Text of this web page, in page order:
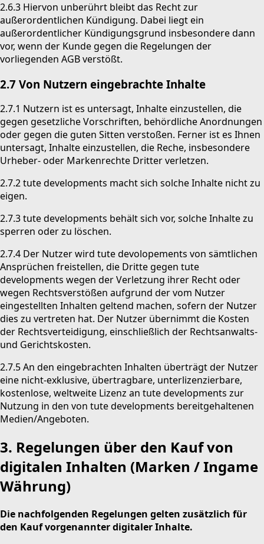
2.6.3 Hiervon unberührt bleibt das Recht zur
außerordentlichen Kündigung. Dabei liegt ein
außerordentlicher Kündigungsgrund insbesondere dann
vor, wenn der Kunde gegen die Regelungen der
vorliegenden AGB verstößt.
2.7 Von Nutzern eingebrachte Inhalte
2.7.1 Nutzern ist es untersagt, Inhalte einzustellen, die
gegen gesetzliche Vorschriften, behördliche Anordnungen
oder gegen die guten Sitten verstoßen. Ferner ist es Ihnen
untersagt, Inhalte einzustellen, die Reche, insbesondere
Urheber- oder Markenrechte Dritter verletzen.
2.7.2 tute developments macht sich solche Inhalte nicht zu
eigen.
2.7.3 tute developments behält sich vor, solche Inhalte zu
sperren oder zu löschen.
2.7.4 Der Nutzer wird tute devolopements von sämtlichen
Ansprüchen freistellen, die Dritte gegen tute
developments wegen der Verletzung ihrer Recht oder
wegen Rechtsverstößen aufgrund der vom Nutzer
eingestellten Inhalten geltend machen, sofern der Nutzer
dies zu vertreten hat. Der Nutzer übernimmt die Kosten
der Rechtsverteidigung, einschließlich der Rechtsanwalts-
und Gerichtskosten.
2.7.5 An den eingebrachten Inhalten überträgt der Nutzer
eine nicht-exklusive, übertragbare, unterlizenzierbare,
kostenlose, weltweite Lizenz an tute developments zur
Nutzung in den von tute developments bereitgehaltenen
Medien/Angeboten.
3. Regelungen über den Kauf von
digitalen Inhalten (Marken / Ingame
Währung)
Die nachfolgenden Regelungen gelten zusätzlich für
den Kauf vorgenannter digitaler Inhalte.